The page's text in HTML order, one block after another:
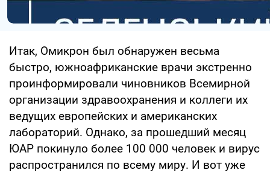
Итак, Омикрон был обнаружен весьма
быстро, южноафриканские врачи экстренно
проинформировали чиновников Всемирной
организации здравоохранения и коллеги их
ведущих европейских и американских
лабораторий. Однако, за прошедший месяц
ЮАР покинуло более 100 000 человек и вирус
распространился по всему миру. И вот уже